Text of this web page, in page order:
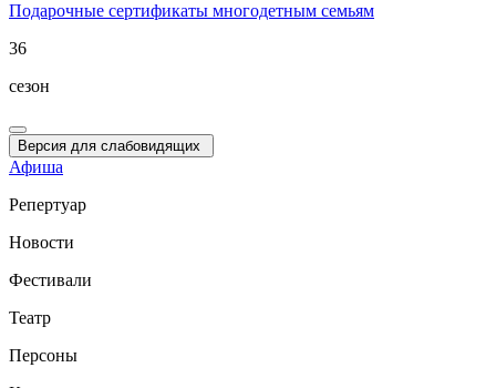
Подарочные сертификаты многодетным семьям
36
сезон
Версия для слабовидящих
Афиша
Репертуар
Новости
Фестивали
Театр
Персоны